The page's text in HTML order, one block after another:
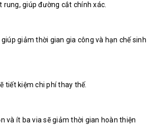
rung, giúp đường cắt chính xác.
giảm thời gian gia công và hạn chế sinh
tiết kiệm chi phí thay thế.
và ít ba via sẽ giảm thời gian hoàn thiện